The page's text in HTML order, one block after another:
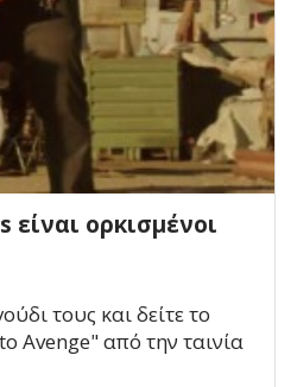
είναι ορκισμένοι
τους και δείτε το
Αvenge" από την ταινία